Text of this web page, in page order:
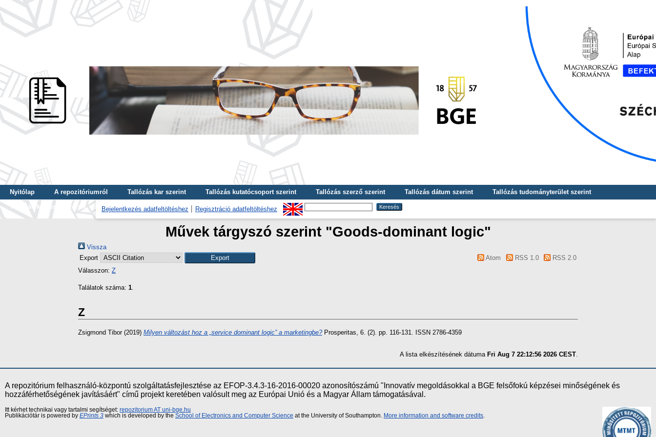
Nyitólap A repozitóriumról Tallózás kar szerint Tallózás kutatócsoport szerint Tallózás szerző szerint Tallózás dátum szerint
Tallózás tudományterület szerint
Tallózás kulcsszó szerint
Bejelentkezés adatfeltöltéshez Regisztráció adatfeltöltéshez
Művek tárgyszó szerint "Goods-dominant logic"
Vissza
Export
Atom RSS 1.0
RSS 2.0
Válasszon: Z
Találatok száma: 1.
Z
Zsigmond Tibor(2019) Milyen változást hoz a „service dominant logic” a marketingbe?Prosperitas, 6. (2). pp. 116-131. ISSN 2786-4359
A lista elkészítésének dátuma Fri Aug 7 22:12:56 2026 CEST.
A repozitórium felhasználó-központú szolgáltatásfejlesztése az EFOP-3.4.3-16-2016-00020 azonosítószámú "Innovatív megoldásokkal a BGE felsőfokú képzései minőségének és
hozzáférhetőségének javításáért" című projekt keretében valósult meg az Európai Unió és a Magyar Állam támogatásával.
Itt kérhet technikai vagy tartalmi segítséget: repozitorium AT uni-bge.hu
Publikációtár is powered by EPrints 3 which is developed by the School of Electronics and Computer Science at the University of Southampton. More information and software credits